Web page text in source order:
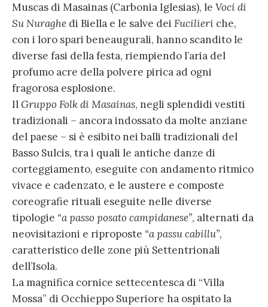
Muscas di Masainas (Carbonia Iglesias), le Voci di
Su Nuraghe di Biella e le salve dei Fucilieri che,
con i loro spari beneaugurali, hanno scandito le
diverse fasi della festa, riempiendo l’aria del
profumo acre della polvere pirica ad ogni
fragorosa esplosione.
IlGruppo Folk di Masainas, negli splendidi vestiti
tradizionali – ancora indossato da molte anziane
del paese – si è esibito nei balli tradizionali del
Basso Sulcis, tra i quali le antiche danze di
corteggiamento, eseguite con andamento ritmico
vivace e cadenzato, e le austere e composte
coreografie rituali eseguite nelle diverse
tipologie “a passo posato campidanese”, alternati da
neovisitazioni e riproposte “a passu cabillu”,
caratteristico delle zone più Settentrionali
dell’Isola.
La magnifica cornice settecentesca di “Villa
Mossa” di Occhieppo Superiore ha ospitato la